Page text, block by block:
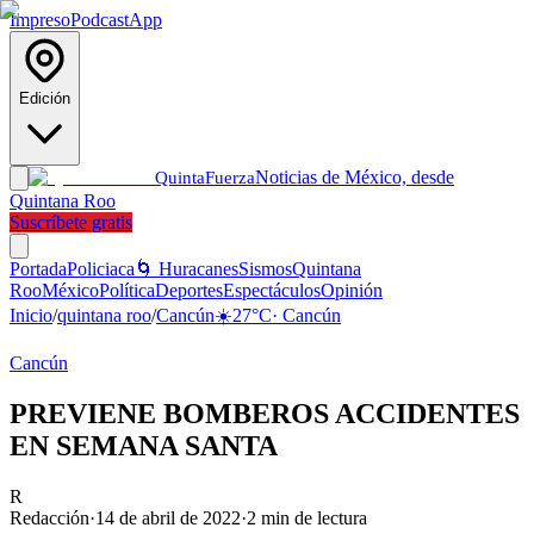
ImpresoPodcastApp
Edición
QuintaFuerzaNoticias de México, desde
Quintana Roo
Suscríbete gratis
PortadaPoliciaca 🌀 HuracanesSismosQuintana
RooMéxicoPolíticaDeportesEspectáculosOpinión
Inicio/quintana roo/Cancún☀️27°C· Cancún
Cancún
PREVIENE BOMBEROS ACCIDENTES
EN SEMANA SANTA
R
Redacción·14 de abril de 2022·2 min de lectura